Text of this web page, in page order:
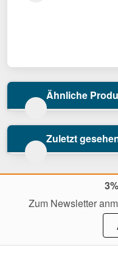
Ähnliche
Zuletzt
Zum Newsletter